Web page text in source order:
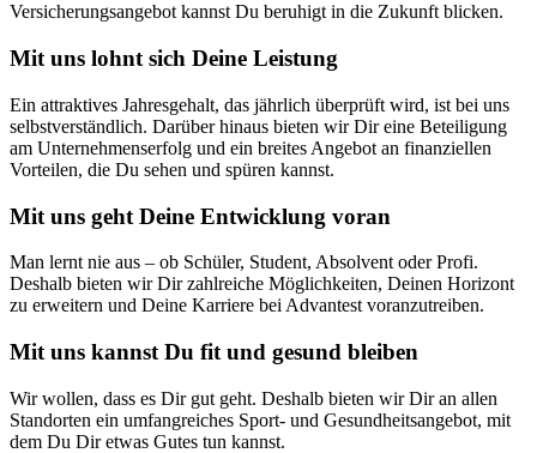
Versicherungsangebot kannst Du beruhigt in die Zukunft blicken.
Mit uns lohnt sich Deine Leistung
Ein attraktives Jahresgehalt, das jährlich überprüft wird, ist bei uns
selbstverständlich. Darüber hinaus bieten wir Dir eine Beteiligung
am Unternehmenserfolg und ein breites Angebot an finanziellen
Vorteilen, die Du sehen und spüren kannst.
Mit uns geht Deine Entwicklung voran
Man lernt nie aus – ob Schüler, Student, Absolvent oder Profi.
Deshalb bieten wir Dir zahlreiche Möglichkeiten, Deinen Horizont
zu erweitern und Deine Karriere bei Advantest voranzutreiben.
Mit uns kannst Du fit und gesund bleiben
Wir wollen, dass es Dir gut geht. Deshalb bieten wir Dir an allen
Standorten ein umfangreiches Sport- und Gesundheitsangebot, mit
dem Du Dir etwas Gutes tun kannst.